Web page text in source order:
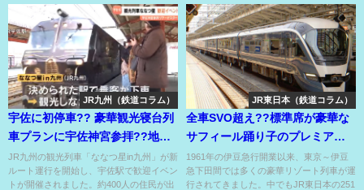
JR九州（鉄道コラム）
宇佐に初停車?? 豪華観光寝台列
車プランに宇佐神宮参拝??地元
住民ら400人が熱烈歓迎⁉
JR九州の観光列車「ななつ星in九州」が新
ルート運行を開始し、宇佐駅で歓迎イベン
トが開催されました。約400人の住民が出
JR東日本（鉄道コラム）
全車SVO超え??標準席が豪華な
サフィール踊り子のプレミアム
快適空間⁉
1961年の伊豆急行開業以来、東京～伊豆
急下田間では多くの豪華リゾート列車が運
行されてきました。中でもJR東日本の251